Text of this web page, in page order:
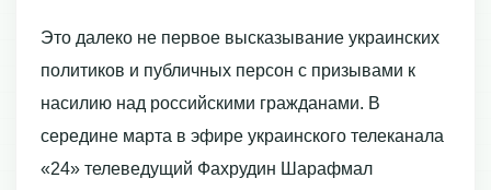
Это далеко не первое высказывание украинских
политиков и публичных персон с призывами к
насилию над российскими гражданами. В
середине марта в эфире украинского телеканала
«24» телеведущий Фахрудин Шарафмал